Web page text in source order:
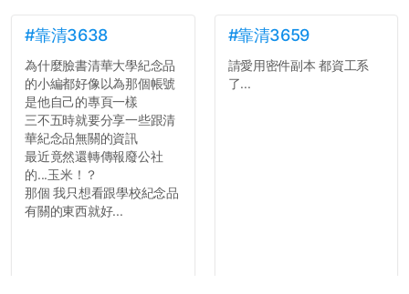
#靠清3638
為什麼臉書清華大學紀念品
的小編都好像以為那個帳號
是他自己的專頁一樣
三不五時就要分享一些跟清
華紀念品無關的資訊
最近竟然還轉傳報廢公社
的...玉米！？
那個 我只想看跟學校紀念品
有關的東西就好...
#靠清3659
請愛用密件副本 都資工系
了...